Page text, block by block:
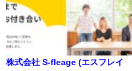
株式会社 S-fleage (エスフレイ